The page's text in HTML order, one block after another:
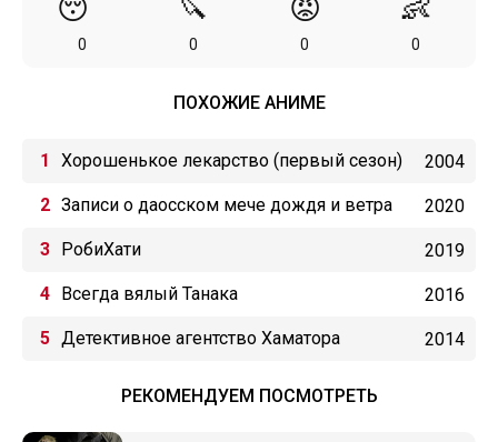
😴
0
🔪
0
😡
0
👶
0
ПОХОЖИЕ АНИМЕ
Хорошенькое лекарство (первый сезон) 2004
Записи о даосском мече дождя и ветра 2020
РобиХати 2019
Всегда вялый Танака 2016
Детективное агентство Хаматора 2014
РЕКОМЕНДУЕМ ПОСМОТРЕТЬ